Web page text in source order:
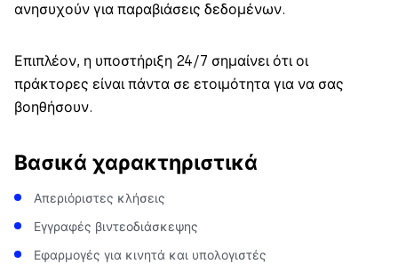
ανησυχούν για παραβιάσεις δεδομένων.
Επιπλέον, η υποστήριξη 24/7 σημαίνει ότι οι
πράκτορες είναι πάντα σε ετοιμότητα για να σας
βοηθήσουν.
Βασικά χαρακτηριστικά
Απεριόριστες κλήσεις
Εγγραφές βιντεοδιάσκεψης
Εφαρμογές για κινητά και υπολογιστές